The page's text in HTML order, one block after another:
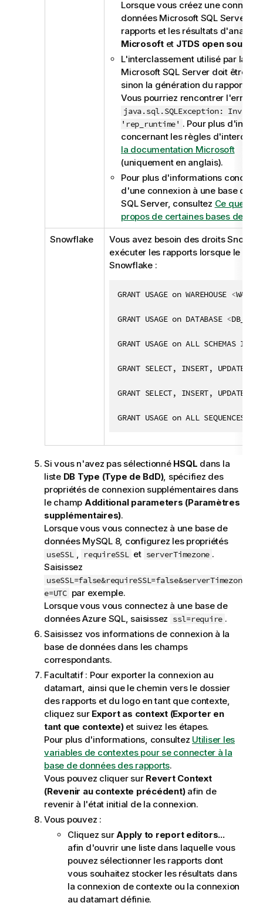
Lorsque vous créez une
données Microsoft SQL Server
rapports et les résultats
Microsoftet JTDS open source
L'interclassement utilisé par la
Microsoft SQL Server doit être
sinon la génération du rapport
Vous pourriez rencontrer l'erreur
java.sql.SQLException: Invalid
'rep_runtime' . Pour plus
concernant les règles
la documentation Microsoft
(uniquement en anglais).
Pour plus d'informations
d'une connexion à une base de
SQL Server, consultez Ce que
propos de certaines bases de
Snowflake
Vous avez besoin des droits
exécuter les rapports lorsque le
Snowflake :
GRANT USAGE on WAREHOUSE <
GRANT USAGE on DATABASE <DB_NAME
GRANT USAGE on ALL SCHEMAS IN
GRANT SELECT, INSERT, UPDATE
GRANT SELECT, INSERT, UPDATE
GRANT USAGE on ALL SEQUENCES in
Si vous n'avez pas sélectionné HSQL dans la
liste DB Type (Type de BdD), spécifiez des
propriétés de connexion supplémentaires dans
le champ Additional parameters (Paramètres
supplémentaires).
Lorsque vous vous connectez à une base de
données MySQL 8, configurez les propriétés
useSSL , requireSSL et serverTimezone .
Saisissez
useSSL=false&requireSSL=false&serverTimezon
e=UTC par exemple.
Lorsque vous vous connectez à une base de
données Azure SQL, saisissez ssl=require .
Saisissez vos informations de connexion à la
base de données dans les champs
correspondants.
Facultatif : Pour exporter la connexion au
datamart, ainsi que le chemin vers le dossier
des rapports et du logo en tant que contexte,
cliquez sur Export as context (Exporter en
tant que contexte)et suivez les étapes.
Pour plus d'informations, consultez Utiliser les
variables de contextes pour se connecter à la
base de données des rapports.
Vous pouvez cliquer sur Revert Context
(Revenir au contexte précédent)afin de
revenir à l'état initial de la connexion.
Vous pouvez :
Cliquez surApply to report editors...
afin d'ouvrir une liste dans laquelle vous
pouvez sélectionner les rapports dont
vous souhaitez stocker les résultats dans
la connexion de contexte ou la connexion
au datamart définie.